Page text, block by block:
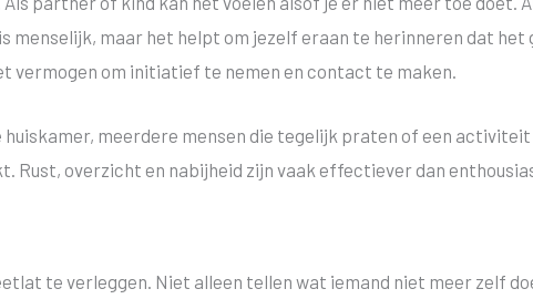
menselijk, maar het helpt om jezelf eraan te herinneren dat het
vermogen om initiatief te nemen en contact te maken.
meerdere mensen die tegelijk praten of een
Rust, overzicht en nabijheid zijn vaak effectiever dan
te verleggen. Niet alleen tellen wat iemand niet meer zelf